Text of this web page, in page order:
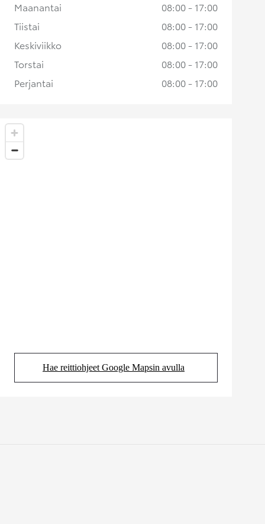
Hae reittiohjeet Google Mapsin avulla
(Aukeaa uudessa välilehdessä)
Maanantai
08:00 - 17:00
Tiistai
08:00 - 17:00
Keskiviikko
08:00 - 17:00
Torstai
08:00 - 17:00
Perjantai
08:00 - 17:00